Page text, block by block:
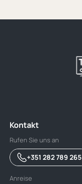
Kontakt
Rufen Sie uns an
+351 282 789 265
Anreise